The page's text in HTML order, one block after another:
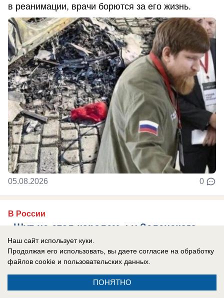
в реанимации, врачи борются за его жизнь.
05.08.2026 0
В России
«Шут не стал королем»: у Зеленского
истерика — он оторван от реальности,
считает эксперт
«просроченный» очень рискует.
Наш сайт использует куки.
Продолжая его использовать, вы даете согласие на обработку
файлов cookie и пользовательских данных.
ПОНЯТНО